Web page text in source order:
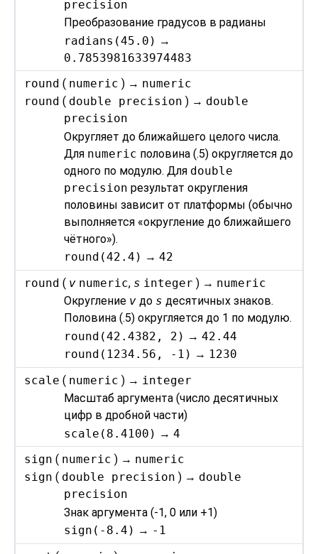
precision
Преобразование градусов в радианы
radians(45.0) →
0.7853981633974483
round ( numeric ) → numeric
round ( double precision ) → double
precision
Округляет до ближайшего целого числа.
Для numeric половина (.5) округляется до
одного по модулю. Для double
precision результат округления
половины зависит от платформы (обычно
выполняется«округление до ближайшего
чётного»).
round(42.4) →42
round ( v numeric, s integer ) → numeric
Округление v до s десятичных знаков.
Половина (.5) округляется до 1 по модулю.
round(42.4382, 2) →42.44
round(1234.56, -1) → 1230
scale ( numeric ) → integer
Масштаб аргумента (число десятичных
цифр в дробной части)
scale(8.4100) →4
sign ( numeric ) → numeric
sign ( double precision ) → double
precision
Знак аргумента (-1, 0 или +1)
sign(-8.4) → -1